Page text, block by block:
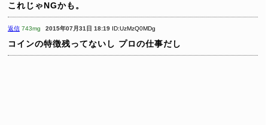
これじゃNGかも。
返信 743mg 2015年07月31日 18:19 ID:UzMzQ0MDg
コインの特徴残ってないし プロの仕事だし